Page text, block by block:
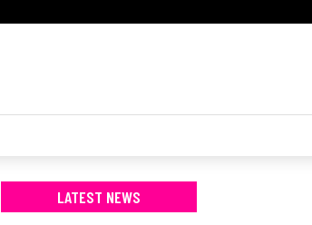
LATEST NEWS